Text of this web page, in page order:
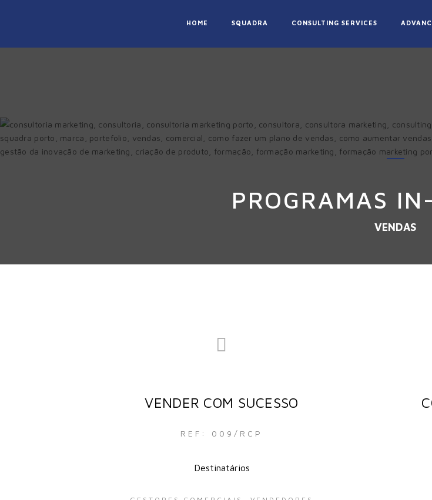
HOME SQUADRA CONSULTING SERVICES
PROGRAMAS
VENDAS
VENDER COM SUCESSO
REF: 009/RCP
Destinatários